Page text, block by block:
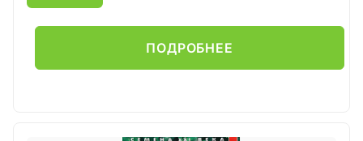
ПОДРОБНЕЕ